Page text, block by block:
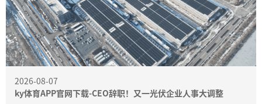
2026-08-07
ky体育APP官网下载-CEO辞职！又一光伏企业人事大调整